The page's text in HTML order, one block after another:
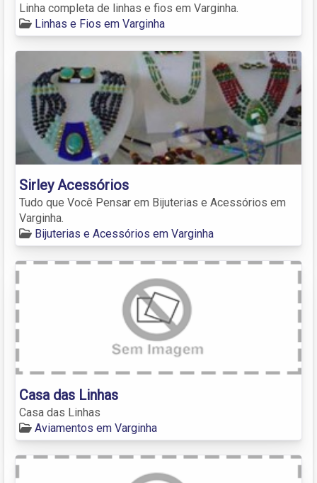
Linha completa de linhas e fios em Varginha.
Linhas e Fios em Varginha
Sirley Acessórios
Tudo que Você Pensar em Bijuterias e Acessórios em
Varginha.
Bijuterias e Acessórios em Varginha
Casa das Linhas
Casa das Linhas
Aviamentos em Varginha